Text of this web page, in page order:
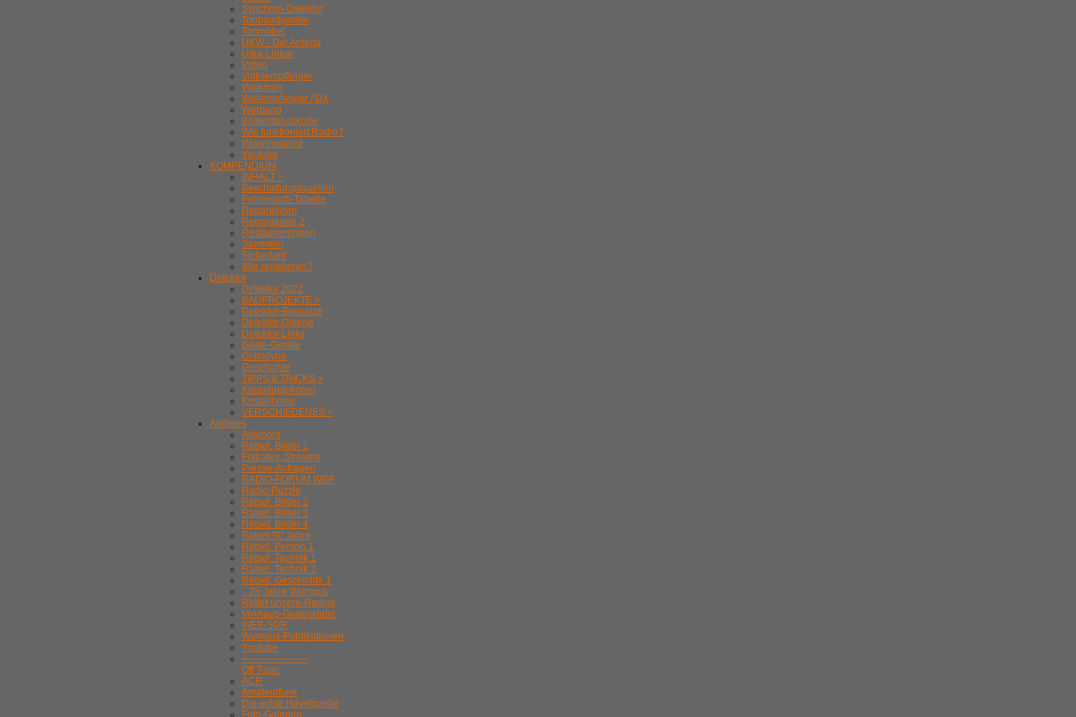
Synchron-Detektor
Tonbandgeräte
Tonmöbel
UKW - Der Anfang
Ultra-Linear
Video
Volksempfänger
Walkman
Weltempfänger / DX
Werbung
Widerstandskode
Wie funktioniert Radio?
Wissensstand
Youtube
KOMPENDIUM
INHALT >
Beschaffungsquellen
Fehlersuch-Tabelle
Reparaturen
Reparaturen 2
Restaurierungen
Sammeln
Sicherheit
Wie reparieren?
Detektor
Detektor 2022
BAUPROJEKTE >
Detektor-Bausätze
Detektor-Galerie
Detektor-Links
Gäste-Geräte
Gollodyne
Geschichte
TIPPS & TRICKS >
Kristalldetekoren
Kristallhörer
VERSCHIEDENES >
Anderes
Altamont
Rätsel. Bilder 1
Flatrates, Streams
Presse-Anfragen
RADIO-FORUM WGF
Radio-Puzzle
Rätsel. Bilder 2
Rätsel. Bilder 3
Rätsel. Bilder 4
Rätsel 90 Jahre
Rätsel. Person 1
Rätsel. Technik 1
Rätsel. Technik 2
Rätsel. Geschichte 1
.. 25 Jahre Wumpus
Rettet-unsere-Radios
Voxhaus-Gedenktafel
WEB-SDR
Wumpus-Publikationen
Youtube
---------------------
Off Topic
ACR
Amateurfunk
Die echte Havelquelle
Foto-Galerien